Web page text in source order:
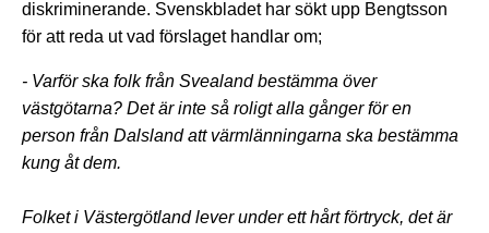
diskriminerande. Svenskbladet har sökt upp Bengtsson
för att reda ut vad förslaget handlar om;
- Varför ska folk från Svealand bestämma över
västgötarna? Det är inte så roligt alla gånger för en
person från Dalsland att värmlänningarna ska bestämma
kung åt dem.
Folket i Västergötland lever under ett hårt förtryck, det är